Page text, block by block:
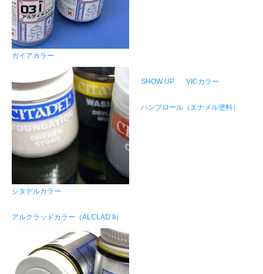
ガイアカラー
シタデルカラー
SHOW UP VICカラー
ハンブロール（エナメル塗料）
アルクラッドカラー（ALCLAD II）